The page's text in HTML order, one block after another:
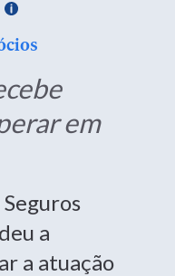
em
a
a atuação